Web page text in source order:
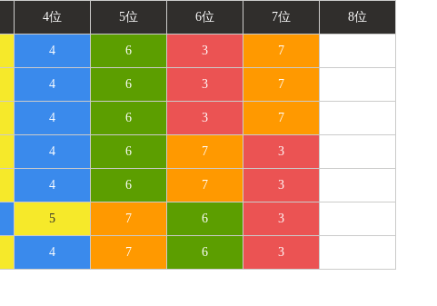
4位 5位 6位 7位 8位
4 6 3 7
4 6 3 7
4 6 3 7
4 6 7 3
4 6 7 3
5 7 6 3
4 7 6 3